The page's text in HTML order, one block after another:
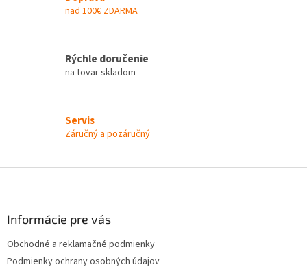
nad 100€ ZDARMA
Rýchle doručenie
na tovar skladom
Servis
Záručný a pozáručný
Informácie pre vás
Obchodné a reklamačné podmienky
Podmienky ochrany osobných údajov